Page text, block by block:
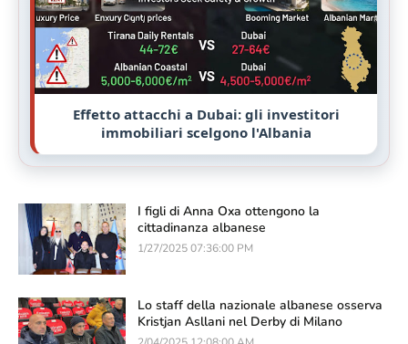
Effetto attacchi a Dubai: gli investitori
immobiliari scelgono l'Albania
I figli di Anna Oxa ottengono la
cittadinanza albanese
1/27/2025 07:36:00 PM
Lo staff della nazionale albanese osserva
Kristjan Asllani nel Derby di Milano